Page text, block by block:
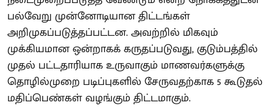
பல்வேறு முன்னோடியான திட்டங்கள்
அறிமுகப்படுத்தப்பட்டன. அவற்றில் மிகவும்
முக்கியமான ஒன்றாகக் கருதப்படுவது, குடும்பத்தில்
முதல் பட்டதாரியாக உருவாகும் மாணவர்களுக்கு
தொழில்முறை படிப்புகளில் சேருவதற்காக 5 கூடுதல்
மதிப்பெண்கள் வழங்கும் திட்டமாகும்.